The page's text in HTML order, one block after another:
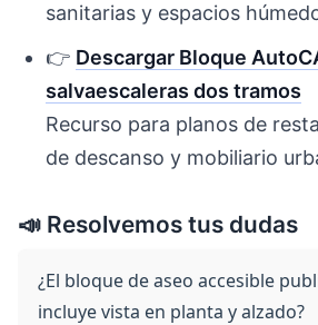
sanitarias y espacios
👉 Descargar Bloque
salvaescaleras dos tramos
Recurso para planos de
de descanso y mobiliario
📣 Resolvemos tus dudas
¿El bloque de aseo accesible
incluye vista en planta y alzado?